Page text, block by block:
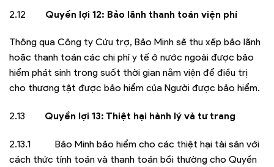
2.12 Quyền lợi 12: Bảo lãnh thanh toán viện phí
Thông qua Công ty Cứu trợ, Bảo Minh sẽ thu xếp bảo lãnh
hoặc thanh toán các chi phí y tế ở nước ngoài được bảo
hiểm phát sinh trong suốt thời gian nằm viện để điều trị
cho thương tật được bảo hiểm của Người được bảo hiểm.
2.13 Quyền lợi 13: Thiệt hại hành lý và tư trang
2.13.1 Bảo Minh bảo hiểm cho các thiệt hại tài sản với
cách thức tính toán và thanh toán bồi thường cho Quyền